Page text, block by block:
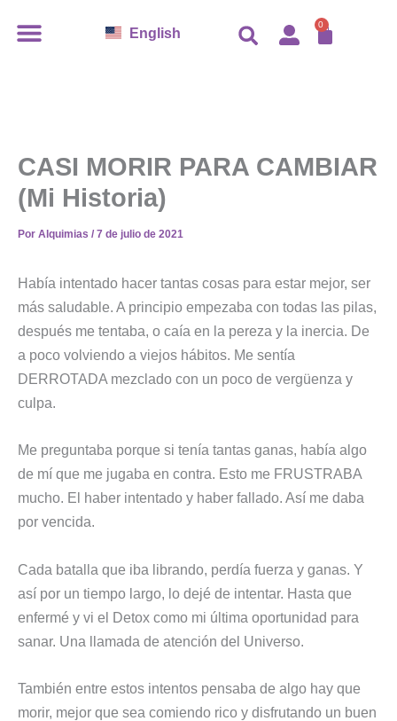
English 0
CASI MORIR PARA CAMBIAR
(Mi Historia)
Por Alquimias / 7 de julio de 2021
Había intentado hacer tantas cosas para estar mejor, ser
más saludable. A principio empezaba con todas las pilas,
después me tentaba, o caía en la pereza y la inercia. De
a poco volviendo a viejos hábitos. Me sentía
DERROTADA mezclado con un poco de vergüenza y
culpa.
Me preguntaba porque si tenía tantas ganas, había algo
de mí que me jugaba en contra. Esto me FRUSTRABA
mucho. El haber intentado y haber fallado. Así me daba
por vencida.
Cada batalla que iba librando, perdía fuerza y ganas. Y
así por un tiempo largo, lo dejé de intentar. Hasta que
enfermé y vi el Detox como mi última oportunidad para
sanar. Una llamada de atención del Universo.
También entre estos intentos pensaba de algo hay que
morir, mejor que sea comiendo rico y disfrutando un buen